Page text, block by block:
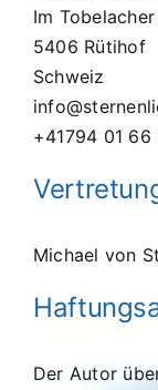
Im
5406 Rütihof
Schweiz
+41794 01 66
Michael von
Der Autor